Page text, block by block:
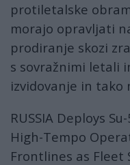
protiletalske
morajo opravljati
prodiranje skozi
s sovražnimi letali
izvidovanje in tako
RUSSIA Deploys
High-Tempo
Frontlines as Fleet